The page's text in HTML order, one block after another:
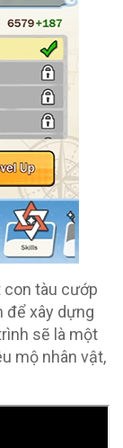
tàu cướp
để xây dựng
sẽ là một
mộ nhân vật,